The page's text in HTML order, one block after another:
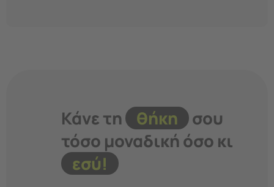
Κάνε τη θήκη
σου
τόσο μοναδική όσο κι
εσύ!